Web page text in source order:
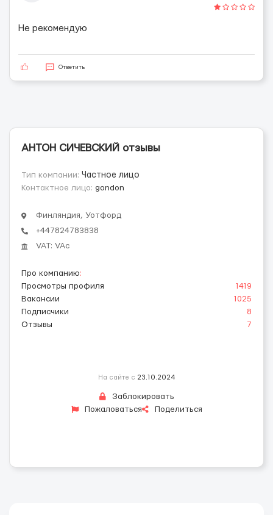
Не рекомендую
Ответить
АНТОН СИЧЕВСКИЙ отзывы
Тип компании: Частное лицо
Контактное лицо: gondon
Финляндия, Уотфорд
+447824783838
VAT: VAc
Про компанию:
Просмотры профиля
1419
Вакансии
1025
Подписчики
8
Отзывы
7
На сайте с 23.10.2024
Заблокировать
Пожаловаться
Поделиться